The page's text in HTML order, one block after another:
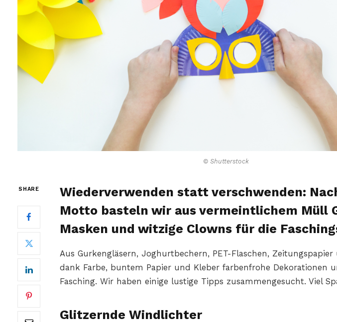
© Shutterstock
SHARE
Wiederverwenden statt verschwenden:
Motto basteln wir aus vermeintlichem Müll
Masken und witzige Clowns für die
Aus Gurkengläsern, Joghurtbechern, PET-Flaschen, Zeitungspapier
dank Farbe, buntem Papier und Kleber farbenfrohe Dekorationen
Fasching. Wir haben einige lustige Tipps zusammengesucht. Viel
Glitzernde Windlichter